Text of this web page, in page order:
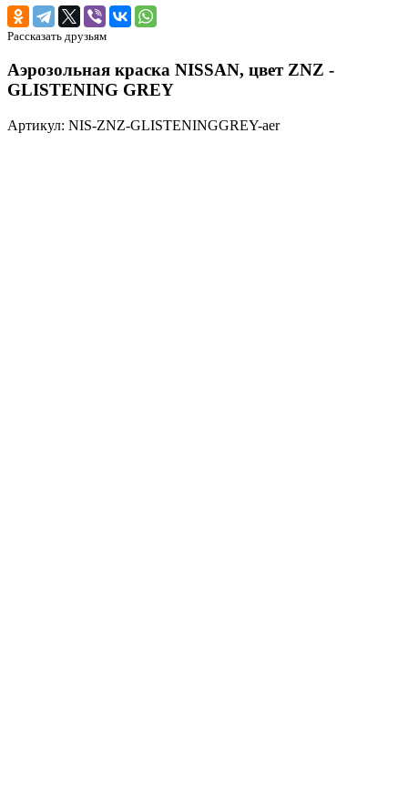
Рассказать друзьям
Аэрозольная краска NISSAN, цвет ZNZ -
GLISTENING GREY
Артикул: NIS-ZNZ-GLISTENINGGREY-aer